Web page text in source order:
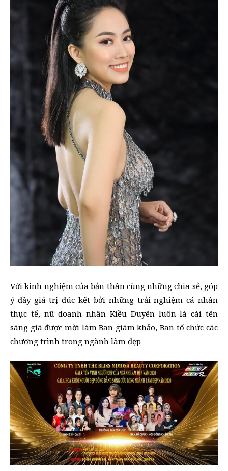
Với kinh nghiệm của bản thân cùng những chia sẻ, góp
ý đầy giá trị đúc kết bởi những trải nghiệm cá nhân
thực tế, nữ doanh nhân Kiều Duyên luôn là cái tên
sáng giá được mời làm Ban giám khảo, Ban tổ chức các
chương trình trong ngành làm đẹp